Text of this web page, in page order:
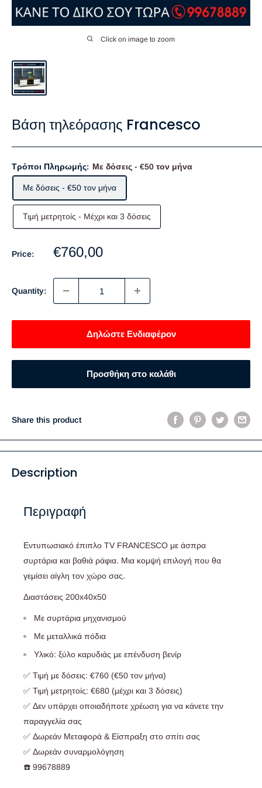
Click on image to zoom
Βάση τηλεόρασης Francesco
Τρόποι Πληρωμής: Με δόσεις - €50 τον μήνα
Με δόσεις - €50 τον μήνα
Τιμή μετρητοίς - Mέχρι και 3 δόσεις
Price:
Sale
€760,00
Quantity:
Δηλώστε Ενδιαφέρον
Προσθήκη στο καλάθι
Share this product
Description
Περιγραφή
Εντυπωσιακό έπιπλο TV FRANCESCO με άσπρα
συρτάρια και βαθιά ράφια. Μια κομψή επιλογή που θα
γεμίσει αίγλη τον χώρο σας.
Διαστάσεις 200x40x50
Με συρτάρια μηχανισμού
Με μεταλλικά πόδια
Υλικό: ξύλο καρυδιάς με επένδυση βενίρ
✅ Τιμή με δόσεις: €760 (€50 τον μήνα)
✅ Τιμή μετρητοίς: €680 (μέχρι και 3 δόσεις)
✅ Δεν υπάρχει οποιαδήποτε χρέωση για να κάνετε την
παραγγελία σας
✅ Δωρεάν Μεταφορά & Είσπραξη στο σπίτι σας
✅ Δωρεάν συναρμολόγηση
☎️ 99678889